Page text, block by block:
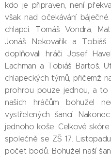
kdo je připraven, není
však nad očekávání
chlapci: Tomáš Vondra,
Jonáš Nekovařík a
doplňovali hráči Josef
Lachman a Tobiáš Bartoš.
chlapeckých týmů, přičemž
prohrou pouze jednou, a to
našich hráčům bohužel
vystřelených šancí.
jednoho koše. Celkové
společně se ZŠ 17.
počet bodů. Bohužel naší